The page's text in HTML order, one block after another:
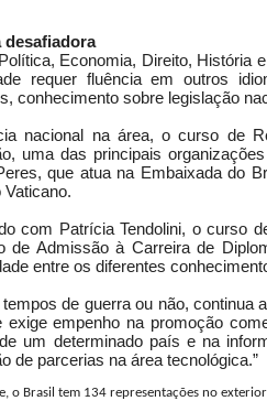
desafiadora
Economia, Direito, História
requer fluência em outros
conhecimento sobre legislação
nacional na área, o curso de
uma das principais
que atua na Embaixada do
Vaticano.
com Patrícia Tendolini, o curso
de Admissão à Carreira de
entre os diferentes
de guerra ou não, continua
exige empenho na promoção
um determinado país e na
de parcerias na área tecnológica.”
o Brasil tem 134 representações no